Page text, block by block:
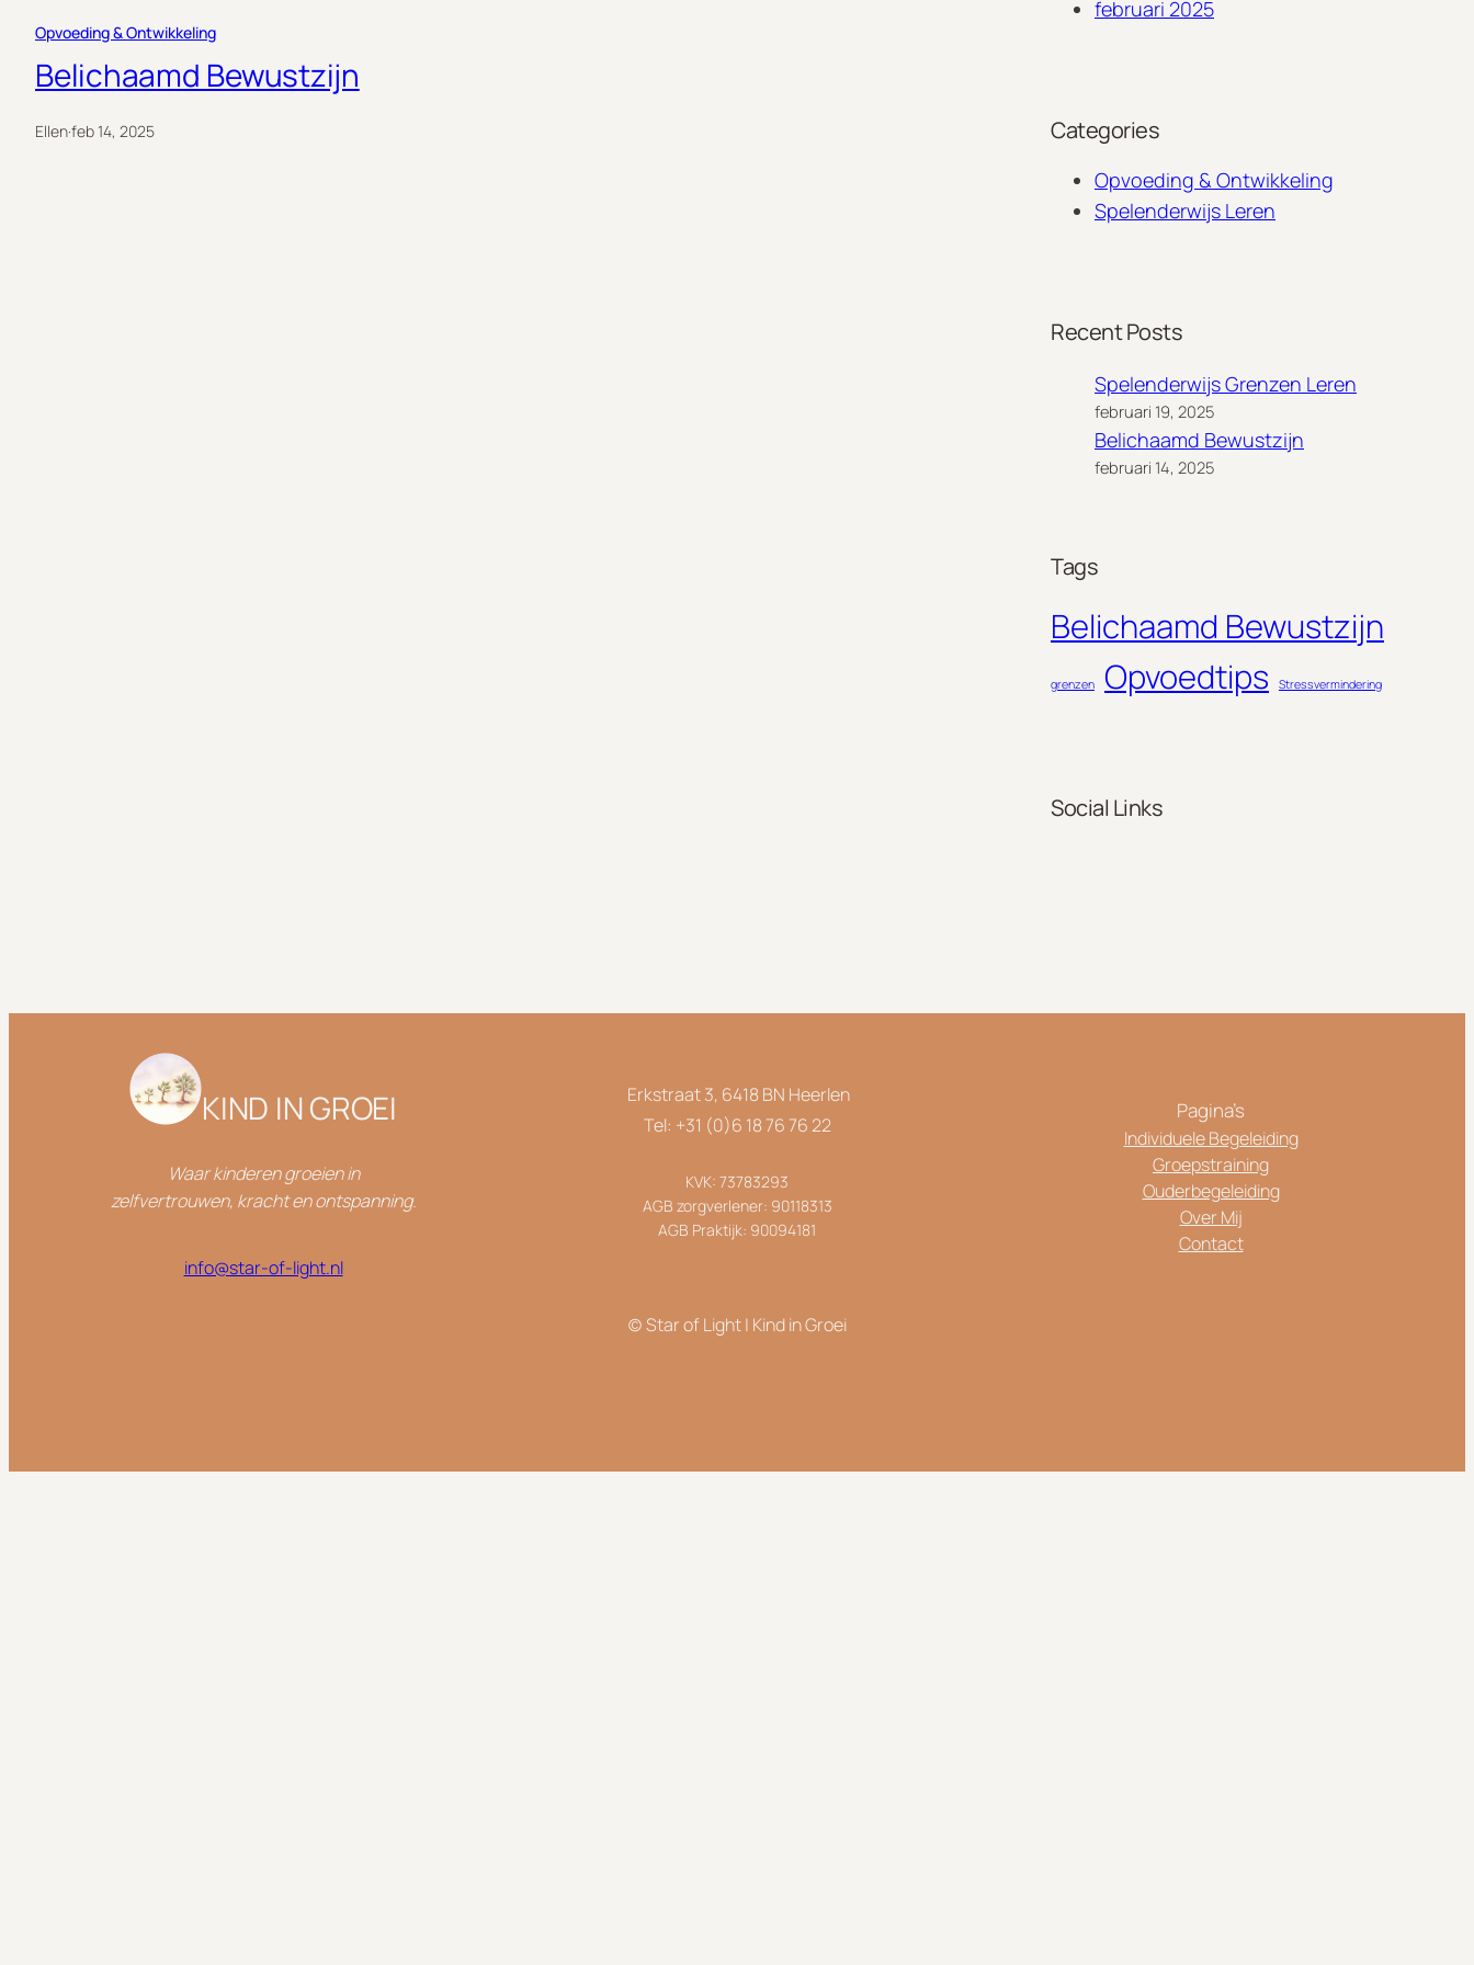
Opvoeding & Ontwikkeling
Belichaamd Bewustzijn
Ellen·feb 14, 2025
februari 2025
Categories
Opvoeding & Ontwikkeling
Spelenderwijs Leren
Recent Posts
Spelenderwijs Grenzen Leren
februari 19, 2025
Belichaamd Bewustzijn
februari 14, 2025
Tags
Belichaamd Bewustzijn
grenzen Opvoedtips Stressvermindering
Social Links
KIND IN GROEI
Waar kinderen groeien in
zelfvertrouwen, kracht en ontspanning.
info@star-of-light.nl
Erkstraat 3, 6418 BN Heerlen
Tel: +31 (0)6 18 76 76 22
KVK: 73783293
AGB zorgverlener: 90118313
AGB Praktijk: 90094181
Pagina’s
Individuele Begeleiding
Groepstraining
Ouderbegeleiding
Over Mij
Contact
(c) Star of Light | Kind in Groei